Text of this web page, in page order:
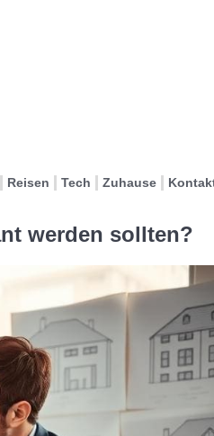
Reisen Tech Zuhause
werden sollten?